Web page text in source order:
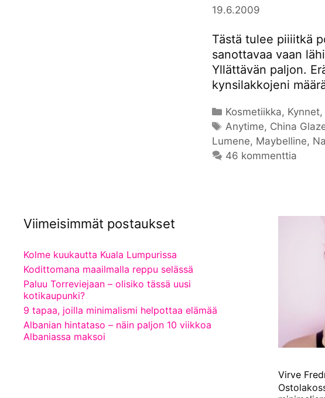
19.6.2009
Tästä tulee piiiitkä
sanottavaa vaan
Yllättävän paljon.
kynsilakkojeni
Kategoriat
Kosmetiikka, Kynnet,
Avainsanat
Anytime, China
Lumene, Maybelline,
46 kommenttia
Viimeisimmät postaukset
Kolme kuukautta Kuala Lumpurissa
Kodittomana maailmalla reppu selässä
Paluu Torreviejaan – olisiko tässä uusi
kotikaupunki?
9 tapaa, joilla minimalismi helpottaa elämää
Albanian hintataso – näin paljon 10 viikkoa
Albaniassa maksoi
Virve